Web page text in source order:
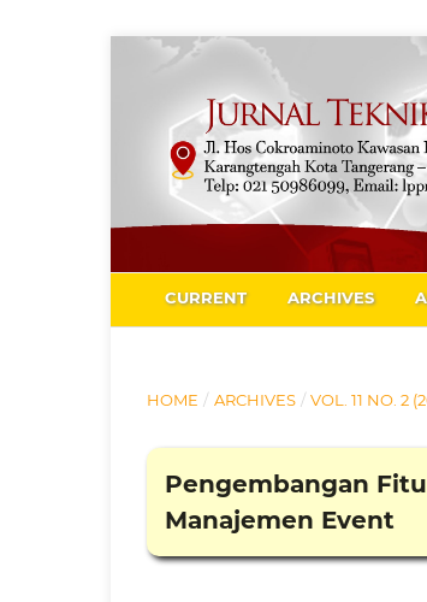
CURRENT ARCHIVES
HOME / ARCHIVES / VOL. 11 NO. 2
Pengembangan
Manajemen Event